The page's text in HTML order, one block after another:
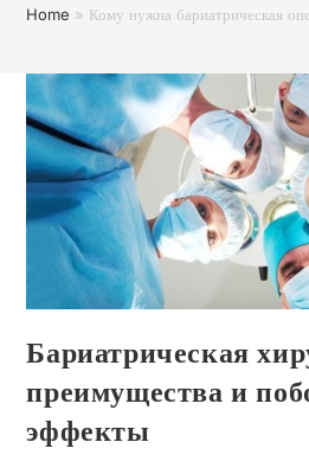
Home » Кому нужна бариатрическая
Бариатрическая
преимущества и
эффекты